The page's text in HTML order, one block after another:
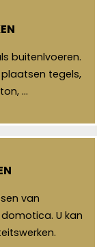
buitenlvoeren.
tegels,
…
van
U kan